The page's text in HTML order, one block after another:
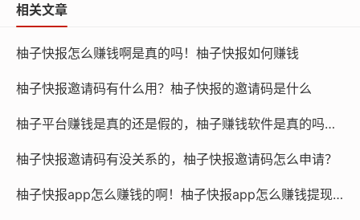
相关文章
柚子快报怎么赚钱啊是真的吗！柚子快报如何赚钱
柚子快报邀请码有什么用？柚子快报的邀请码是什么
柚子平台赚钱是真的还是假的，柚子赚钱软件是真的吗还是假的？
柚子快报邀请码有没关系的，柚子快报邀请码怎么申请？
柚子快报app怎么赚钱的啊！柚子快报app怎么赚钱提现到微信